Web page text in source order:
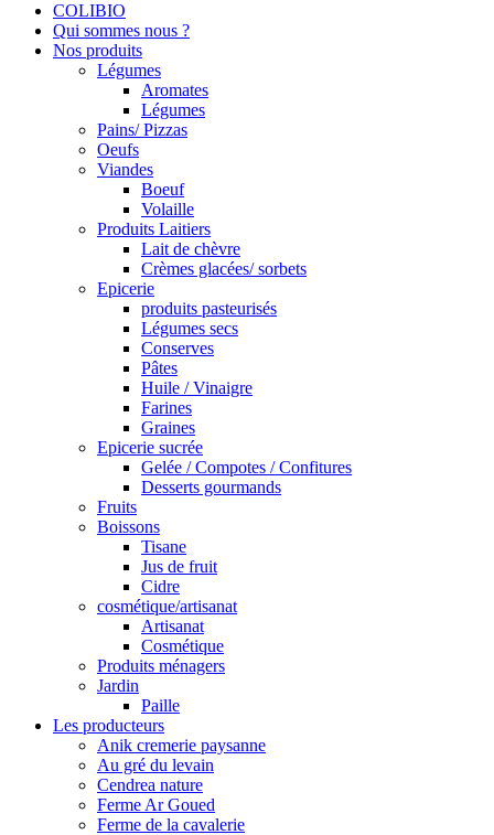
COLIBIO
Qui sommes nous ?
Nos produits
Légumes
Aromates
Légumes
Pains/ Pizzas
Oeufs
Viandes
Boeuf
Volaille
Produits Laitiers
Lait de chèvre
Crèmes glacées/ sorbets
Epicerie
produits pasteurisés
Légumes secs
Conserves
Pâtes
Huile / Vinaigre
Farines
Graines
Epicerie sucrée
Gelée / Compotes / Confitures
Desserts gourmands
Fruits
Boissons
Tisane
Jus de fruit
Cidre
cosmétique/artisanat
Artisanat
Cosmétique
Produits ménagers
Jardin
Paille
Les producteurs
Anik cremerie paysanne
Au gré du levain
Cendrea nature
Ferme Ar Goued
Ferme de la cavalerie